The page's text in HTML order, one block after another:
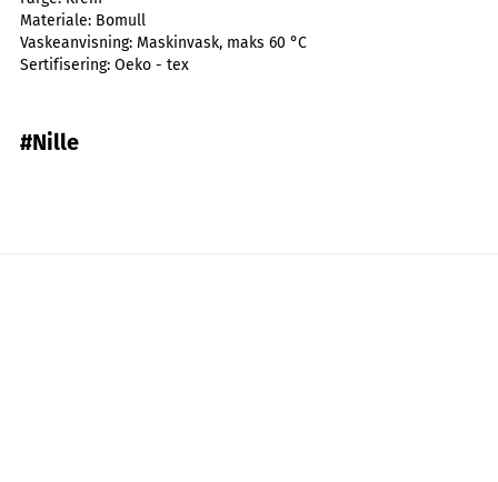
Materiale: Bomull
Vaskeanvisning: Maskinvask, maks 60 °C
Sertifisering: Oeko - tex
#Nille